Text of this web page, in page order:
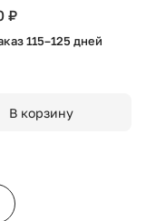
₽
115–125 дней
В корзину